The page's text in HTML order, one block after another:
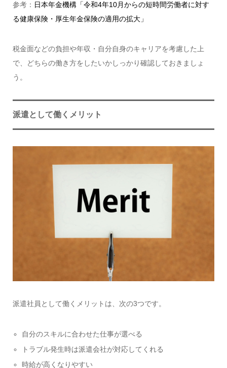
参考： 日本年金機構「令和4年10月からの短時間労働者に対す
る健康保険・厚生年金保険の適用の拡大」
税金面などの負担や年収・自分自身のキャリアを考慮した上
で、どちらの働き方をしたいかしっかり確認しておきましょ
う。
派遣として働くメリット
派遣社員として働くメリットは、次の3つです。
自分のスキルに合わせた仕事が選べる
トラブル発生時は派遣会社が対応してくれる
時給が高くなりやすい